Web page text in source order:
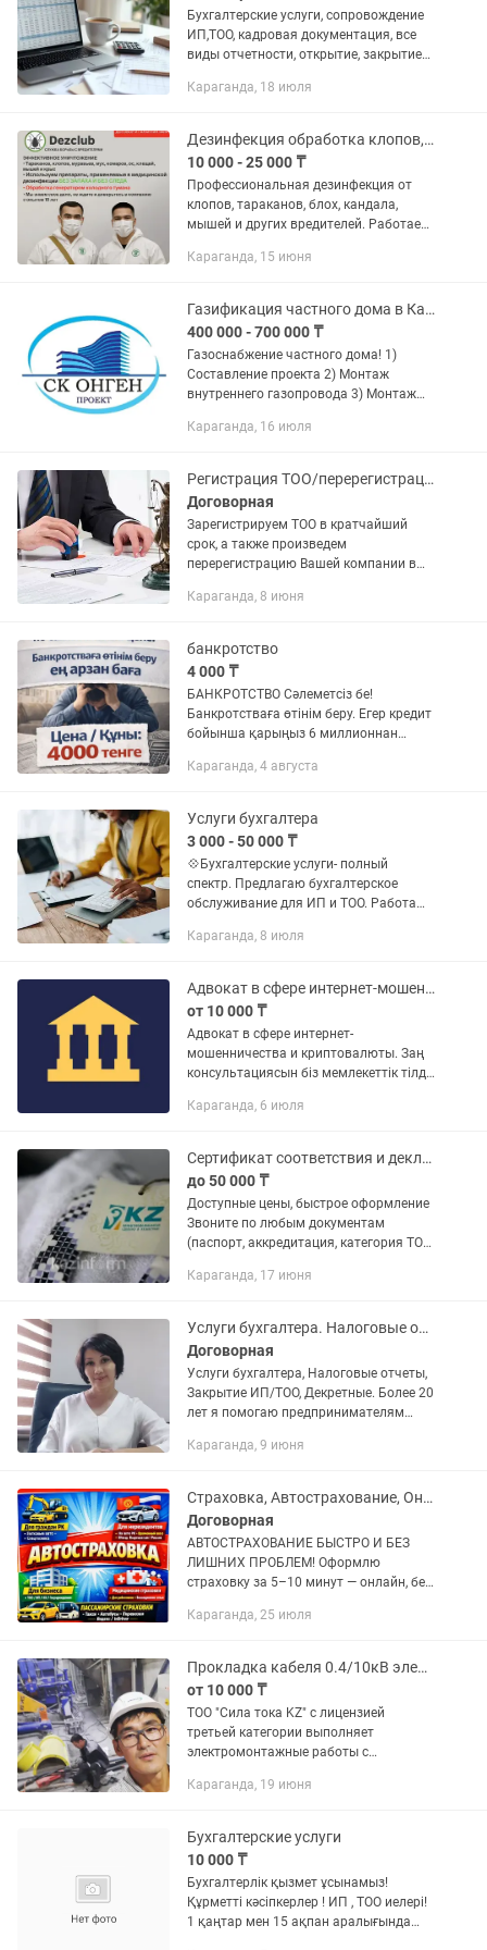
Бухгалтерские услуги, сопровождение
ИП,ТОО, кадровая документация, все
виды отчетности, открытие, закрытие
Реализация,ЭСФ,начисление
Караганда, 18 июля
Дезинфекция обработка клопов, тараканов, клещ, блох, муравьев, крыс и мышей
10 000 - 25 000 ₸
Профессиональная дезинфекция от
клопов, тараканов, блох, кандала,
мышей и других вредителей. Работаем
Компания Dezclub - надежный
Караганда, 15 июня
Газификация частного дома в Караганде
400 000 - 700 000 ₸
Газоснабжение частного дома! 1)
Составление проекта 2) Монтаж
внутреннего газопровода 3) Монтаж
Техническое обслуживание (ВДГО) 6)
Караганда, 16 июля
Регистрация ТОО/перерегистрация ТОО
Договорная
Зарегистрируем ТОО в кратчайший
срок, а также произведем
перерегистрацию Вашей компании в
изменение состава участников 2)
Караганда, 8 июня
банкротство
4 000 ₸
БАНКРОТСТВО Сәлеметсіз бе!
Банкротстваға өтінім беру. Егер кредит
бойынша қарыңыз 6 миллионнан
жылдан көп уақыт өтсе, сондай-ақ
недвижимость,...
Караганда, 4 августа
Услуги бухгалтера
3 000 - 50 000 ₸
💠Бухгалтерские услуги- полный
спектр. Предлагаю бухгалтерское
обслуживание для ИП и ТОО. Работаю
Наши услуги: ✔️Бухгалтерское
Ежемесячное...
Караганда, 8 июля
Адвокат в сфере интернет-мошенничества.
от 10 000 ₸
Адвокат в сфере интернет-
мошенничества и криптовалюты. Заң
консультациясын біз мемлекеттік тілде
Сферы деятельности адвоката: Если
Караганда, 6 июля
Сертификат соответствия и декларация соответствия
до 50 000 ₸
Доступные цены, быстрое оформление
Звоните по любым документам
(паспорт, аккредитация, категория ТОО,
происхождении товара СТКЗ, СТ-1, СТ-2,
Караганда, 17 июня
Услуги бухгалтера. Налоговые отчеты. Закрытие ИП/ТОО. Декретные.
Договорная
Услуги бухгалтера, Налоговые отчеты,
Закрытие ИП/ТОО, Декретные. Более 20
лет я помогаю предпринимателям
предоставляя полный спектр услуг для
Караганда, 9 июня
Страховка, Автострахование, Онлайн!
Договорная
АВТОСТРАХОВАНИЕ БЫСТРО И БЕЗ
ЛИШНИХ ПРОБЛЕМ! Оформлю
страховку за 5–10 минут — онлайн, без
РК: • Легковые авто • Спецтехника •
Караганда, 25 июля
Прокладка кабеля 0.4/10кВ электромонтажные работы
от 10 000 ₸
ТОО "Сила тока KZ" с лицензией
третьей категории выполняет
электромонтажные работы с
Прокладка кабеля/кабельных линий
Караганда, 19 июня
Бухгалтерские услуги
10 000 ₸
Бухгалтерлік қызмет ұсынамыз!
Құрметті кәсіпкерлер ! ИП , ТОО иелері!
1 қаңтар мен 15 ақпан аралығында